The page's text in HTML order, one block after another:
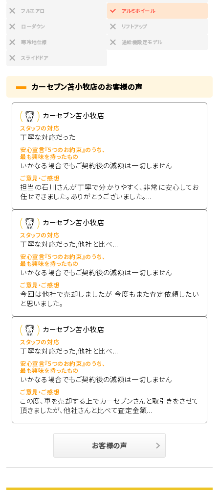
フルエアロ アルミホイール
ローダウン リフトアップ
寒冷地仕様 過給機設定モデル
スライドドア
カーセブン苫小牧店のお客様の声
カーセブン苫小牧店
スタッフの対応
丁寧な対応だった
安心宣言『5つのお約束』のうち、
最も興味を持ったもの
いかなる場合でもご契約後の減額は一切しません
ご意見・ご感想
担当の石川さんが丁寧で分かりやすく、非常に安心してお
任せできました。ありがとうございました。...
カーセブン苫小牧店
スタッフの対応
丁寧な対応だった,他社と比べ...
安心宣言『5つのお約束』のうち、
最も興味を持ったもの
いかなる場合でもご契約後の減額は一切しません
ご意見・ご感想
今回は他社で売却しましたが 今度もまた査定依頼したい
と思いました。
カーセブン苫小牧店
スタッフの対応
丁寧な対応だった,他社と比べ...
安心宣言『5つのお約束』のうち、
最も興味を持ったもの
いかなる場合でもご契約後の減額は一切しません
ご意見・ご感想
この度、車を売却する上でカーセブンさんと取引きをさせて
頂きましたが、他社さんと比べて査定金額...
お客様の声